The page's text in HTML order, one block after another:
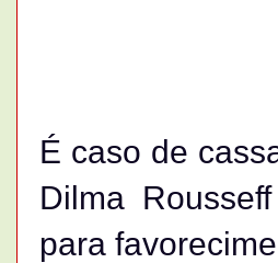
É caso de
Dilma
para